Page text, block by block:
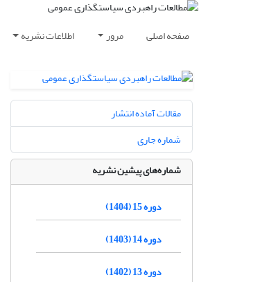
صفحه اصلی مرور اطلاعات نشریه
مقالات آماده انتشار
شماره جاری
شماره‌های پیشین نشریه
دوره 15 (1404)
دوره 14 (1403)
دوره 13 (1402)